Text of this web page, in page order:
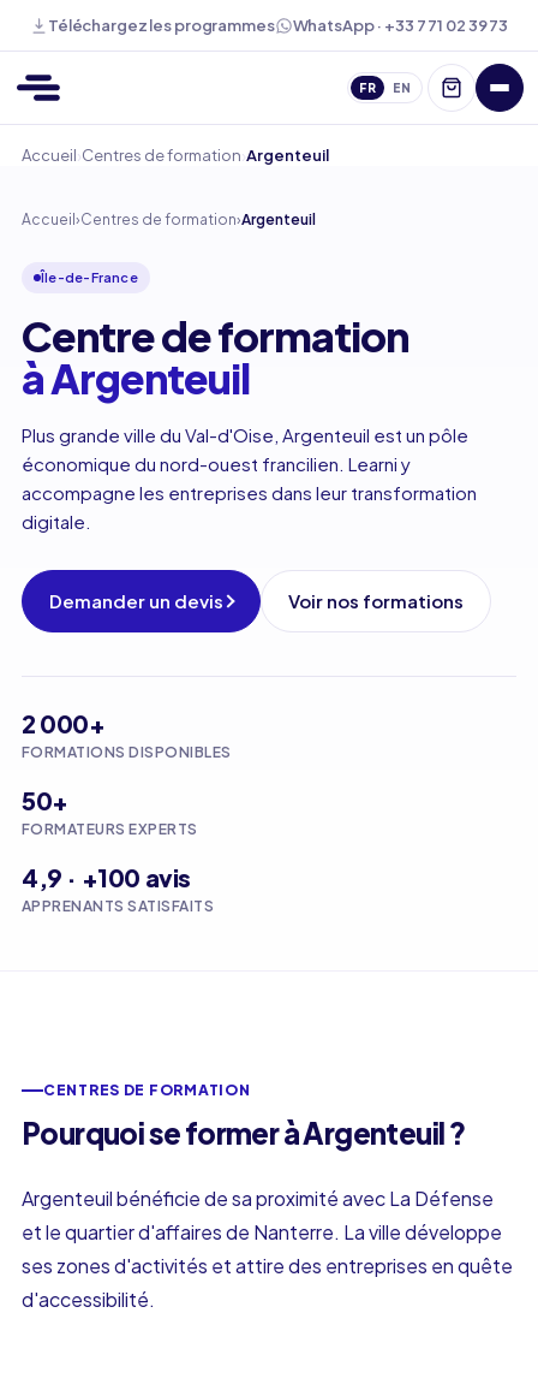
Téléchargez les programmes WhatsApp · +33 7 71 02 39 73
FR EN
Accueil›Centres de formation›Argenteuil
Accueil ›Centres de formation›Argenteuil
Île-de-France
Centre de formation
à Argenteuil
Plus grande ville du Val-d'Oise, Argenteuil est un pôle
économique du nord-ouest francilien. Learni y
accompagne les entreprises dans leur transformation
digitale.
Demander un devis Voir nos formations
2 000+
FORMATIONS DISPONIBLES
50+
FORMATEURS EXPERTS
4,9 · +100 avis
APPRENANTS SATISFAITS
CENTRES DE FORMATION
Pourquoi se former à Argenteuil ?
Argenteuil bénéficie de sa proximité avec La Défense
et le quartier d'affaires de Nanterre. La ville développe
ses zones d'activités et attire des entreprises en quête
d'accessibilité.